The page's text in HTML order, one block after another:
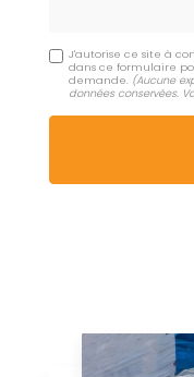
J'autorise ce site à
dans ce formulaire
demande. (Aucune
données conservées.